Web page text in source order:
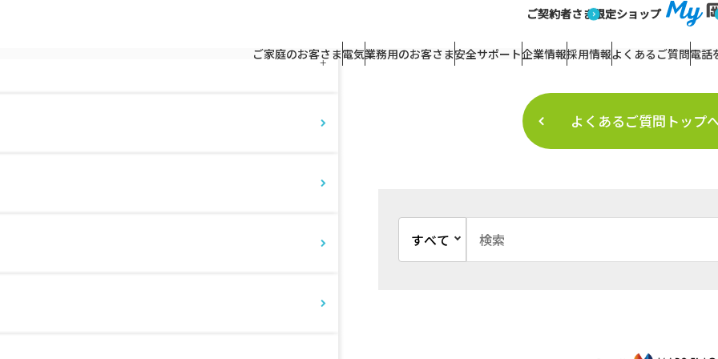
ご契約者さま限定ショップ
ご家庭のお客さま電気業務用のお客さま安全サポート企業情報採用情報よくあるご質問電話
よくあるご質問トップ
検索キーワード入力